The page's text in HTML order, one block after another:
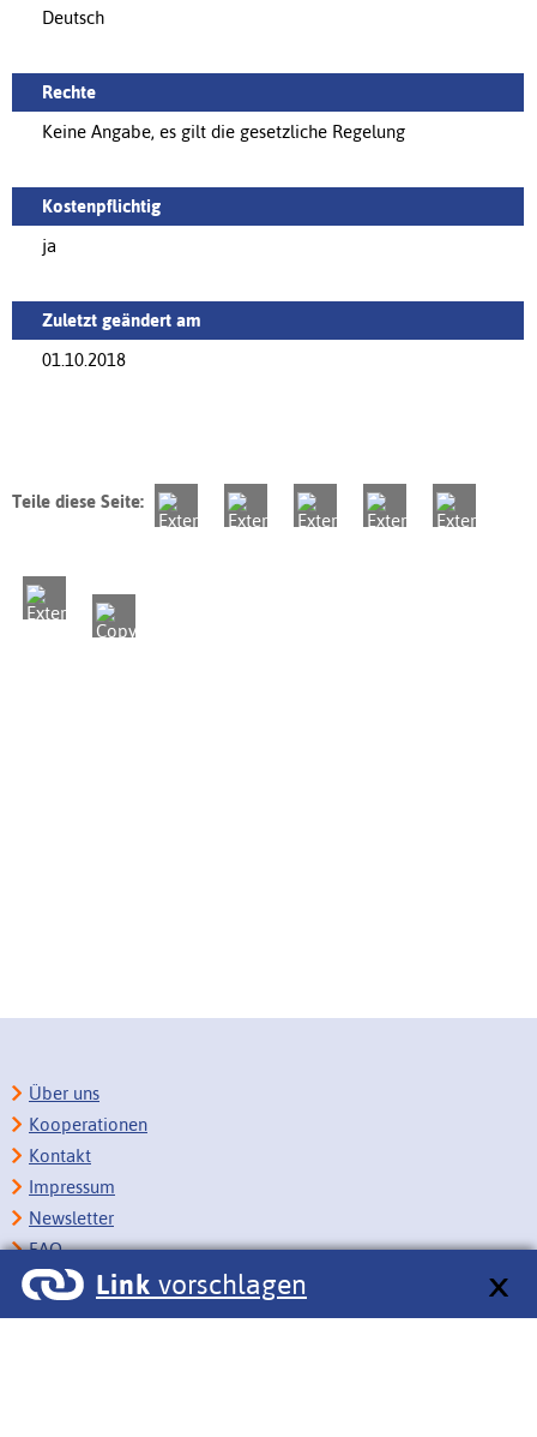
Deutsch
Rechte
Keine Angabe, es gilt die gesetzliche Regelung
Kostenpflichtig
ja
Zuletzt geändert am
01.10.2018
Teile diese Seite:
Link vorschlagen
Über uns
Kooperationen
Kontakt
Impressum
Newsletter
FAQ
Copyright